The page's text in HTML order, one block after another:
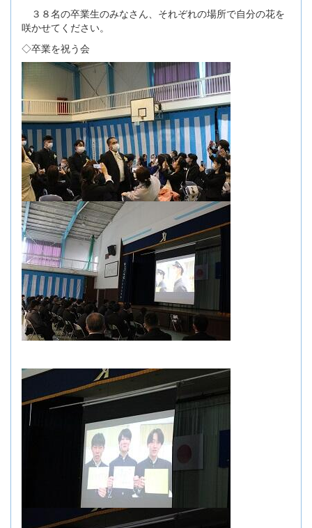
３８名の卒業生のみなさん、それぞれの場所で自分の花を
咲かせてください。
◇卒業を祝う会